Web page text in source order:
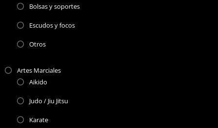
Bolsas y soportes
Escudos y focos
Otros
Artes Marciales
Aikido
Judo / Jiu Jitsu
Karate